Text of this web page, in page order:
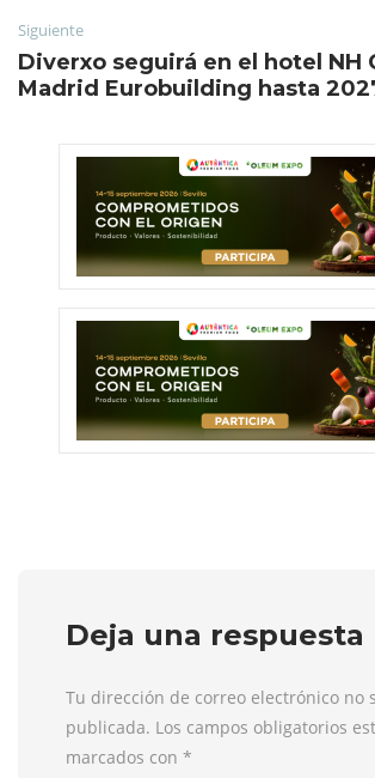
Siguiente
Diverxo seguirá en el hotel NH
Madrid Eurobuilding hasta
Deja una respuesta
Tu dirección de correo electrónico no
publicada. Los campos obligatorios
marcados con *